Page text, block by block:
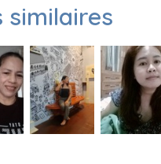
similaires